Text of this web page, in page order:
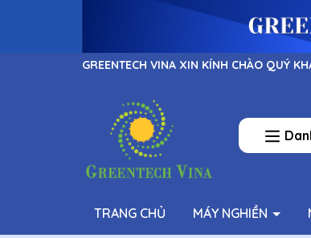
GREENTECH VINA XIN KÍNH CHÀO QUÝ
TRANG CHỦ MÁY NGHIỀN